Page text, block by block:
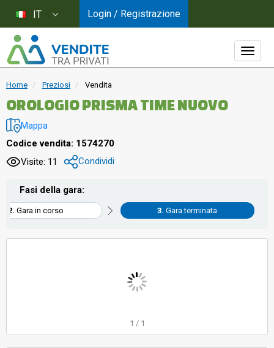
Home Preziosi Vendita
OROLOGIO PRISMA TIME NUOVO
Mappa
Codice vendita: 1574270
Visite: 11
Condividi
Fasi della gara:
Gara in corso Gara terminata
1 / 1
IT Login / Registrazione